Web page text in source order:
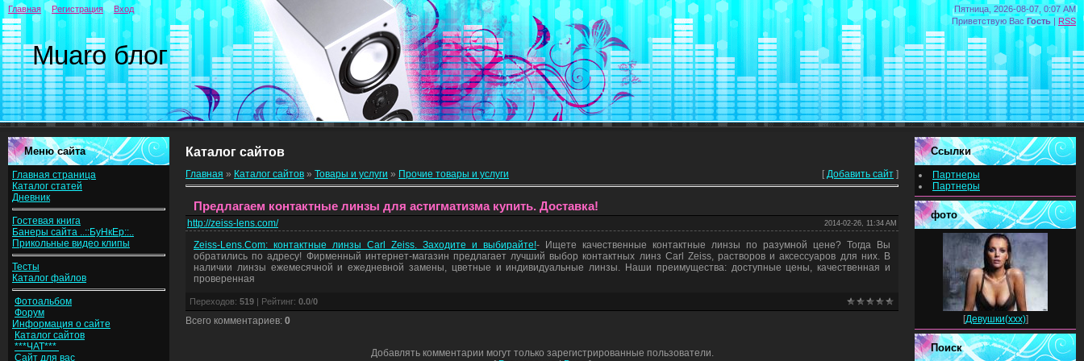
Пятница, 2026-08-07, 0:07 AM
Приветствую Вас Гость | RSS
Muaro блог
Главная Регистрация Вход
Меню сайта
Главная страница
Каталог статей
Дневник
Гостевая книга
Банеры сайта ..::БуНкЕр::..
Прикольные видео клипы
Тесты
Каталог файлов
Фотоальбом
Форум
Информация о сайте
Каталог сайтов
***ЧАТ***
Сайт для вас
Каталог сайтов
Главная » Каталог сайтов » Товары и услуги » Прочие товары и услуги [ Добавить сайт ]
Предлагаем контактные линзы для астигматизма купить. Доставка!
http://zeiss-lens.com/ 2014-02-26, 11:34 AM
Zeiss-Lens.Com: контактные линзы Carl Zeiss. Заходите и выбирайте!- Ищете качественные контактные линзы по разумной цене? Тогда Вы
обратились по адресу! Фирменный интернет-магазин предлагает лучший выбор контактных линз Carl Zeiss, растворов и аксессуаров для них. В
наличии линзы ежемесячной и ежедневной замены, цветные и индивидуальные линзы. Наши преимущества: доступные цены, качественная и
проверенная
Переходов: 519 | Рейтинг: 0.0/0
Всего комментариев: 0
Добавлять комментарии могут только зарегистрированные пользователи.
Ссылки
Партнеры
Партнеры
фото
[Девушки(xxx)]
Поиск